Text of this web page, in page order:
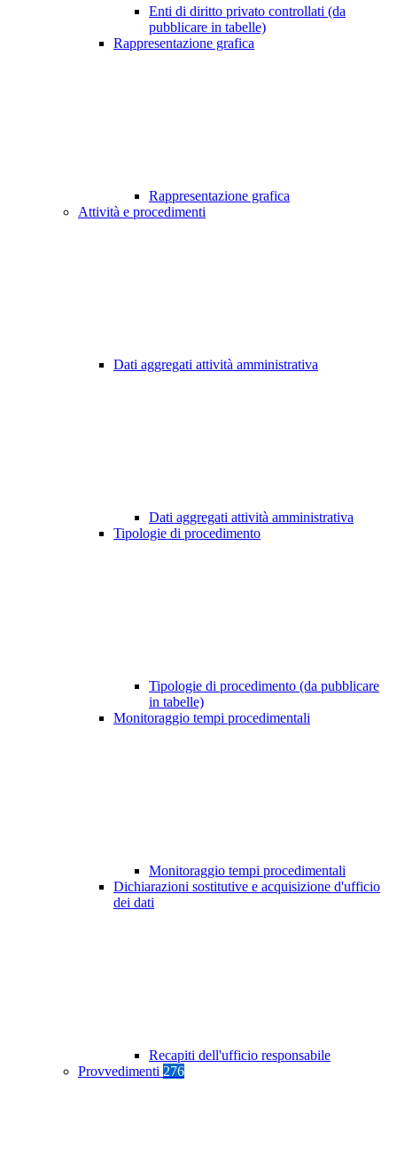
Enti di diritto privato controllati (da
pubblicare in tabelle)
Rappresentazione grafica
Rappresentazione grafica
Attività e procedimenti
Dati aggregati attività amministrativa
Dati aggregati attività amministrativa
Tipologie di procedimento
Tipologie di procedimento (da pubblicare
in tabelle)
Monitoraggio tempi procedimentali
Monitoraggio tempi procedimentali
Dichiarazioni sostitutive e acquisizione d'ufficio
dei dati
Recapiti dell'ufficio responsabile
Provvedimenti 276